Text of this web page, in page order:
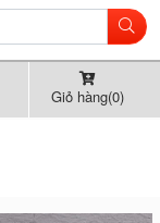
Giỏ hàng(0)